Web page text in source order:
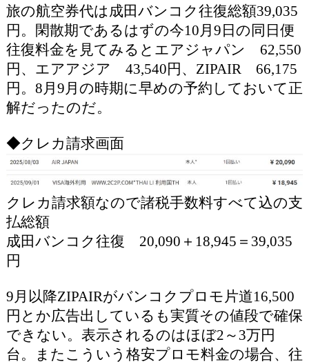
旅の航空券代は成田バンコク往復総額39,035
円。閑散期であるはずの今10月9日の同日便
往復料金を見てみるとエアジャパン 62,550
円、エアアジア 43,540円、ZIPAIR 66,175
円。8月9月の時期に早めの予約しておいて正
解だったのだ。
◆クレカ請求画面
クレカ請求額なので諸税手数料すべて込の支
払総額
成田バンコク往復 20,090＋18,945＝39,035
円
9月以降ZIPAIRがバンコクプロモ片道16,500
円とか広告出しているも実質その値段で確保
できない。表示されるのはほぼ2～3万円
台。またこういう格安プロモ料金の場合、往